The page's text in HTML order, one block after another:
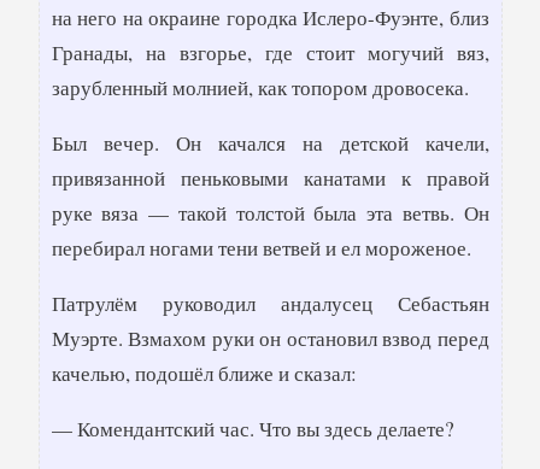
на него на окраине городка Ислеро-Фуэнте, близ
Гранады, на взгорье, где стоит могучий вяз,
зарубленный молнией, как топором дровосека.
Был вечер. Он качался на детской качели,
привязанной пеньковыми канатами к правой
руке вяза — такой толстой была эта ветвь. Он
перебирал ногами тени ветвей и ел мороженое.
Патрулём руководил андалусец Себастьян
Муэрте. Взмахом руки он остановил взвод перед
качелью, подошёл ближе и сказал:
— Комендантский час. Что вы здесь делаете?